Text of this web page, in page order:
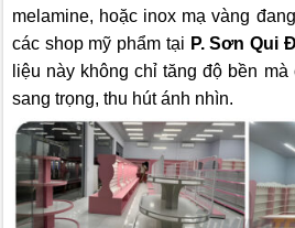
melamine, hoặc inox mạ vàng
các shop mỹ phẩm tại P. Sơn Qui
liệu này không chỉ tăng độ bền
sang trọng, thu hút ánh nhìn.